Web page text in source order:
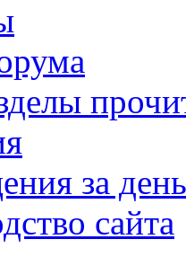
за день
сайта